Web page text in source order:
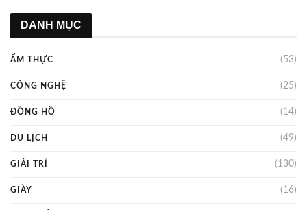
DANH MỤC
ẨM THỰC (53)
CÔNG NGHỆ (25)
ĐỒNG HỒ (14)
DU LỊCH (49)
GIẢI TRÍ (130)
GIÀY (16)